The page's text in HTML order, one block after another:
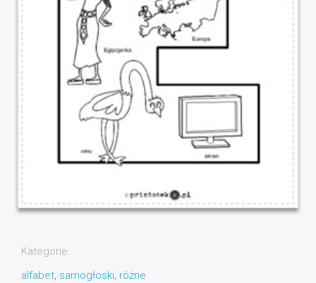
Kategorie:
alfabet, samogłoski, różne